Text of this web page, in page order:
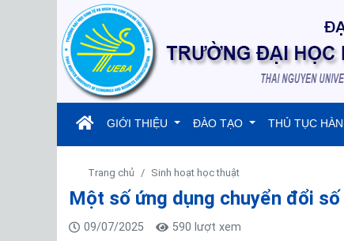
(current)
GIỚI THIỆU ĐÀO TẠO THỦ TỤC
Trang chủ Sinh hoạt học thuật
Một số ứng dụng chuyển đổi
09/07/2025 590 lượt xem